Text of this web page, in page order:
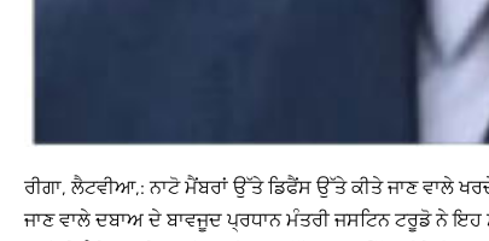
ਰੀਗਾ, ਲੈਟਵੀਆ,: ਨਾਟੋ ਮੈਂਬਰਾਂ ਉੱਤੇ ਡਿਫੈਂਸ ਉੱਤੇ ਕੀਤੇ ਜਾਣ ਵਾਲੇ
ਜਾਣ ਵਾਲੇ ਦਬਾਅ ਦੇ ਬਾਵਜੂਦ ਪ੍ਰਧਾਨ ਮੰਤਰੀ ਜਸਟਿਨ ਟਰੂਡੋ ਨੇ